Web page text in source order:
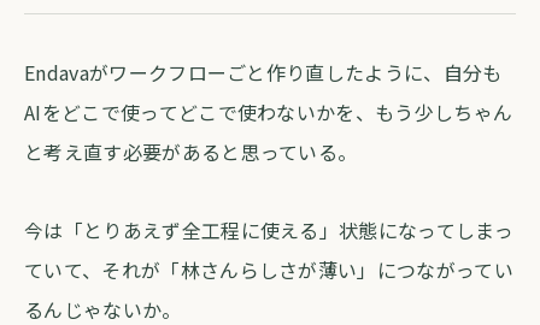
Endavaがワークフローごと作り直したように、自分も
AIをどこで使ってどこで使わないかを、もう少しちゃん
と考え直す必要があると思っている。
今は「とりあえず全工程に使える」状態になってしまっ
ていて、それが「林さんらしさが薄い」につながってい
るんじゃないか。